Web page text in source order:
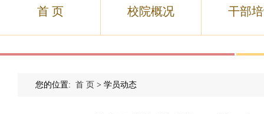
首 页 校院概况 干部
您的位置: 首 页 > 学员动态